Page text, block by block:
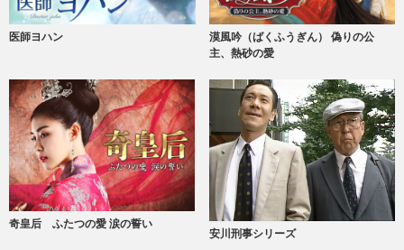
医師ヨハン
漠風吟（ばくふうぎん） 偽りの公
主、熱砂の愛
奇皇后 ふたつの愛 涙の誓い
安川刑事シリーズ